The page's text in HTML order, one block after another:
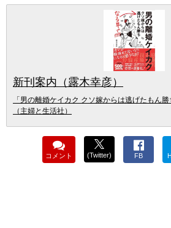
新刊案内（露木幸彦）
「男の離婚ケイカク クソ嫁からは逃げたもん勝
（主婦と生活社）
コメント (Twitter) FB